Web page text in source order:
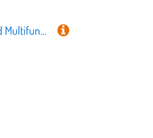
MEIBAOGE Silents Hamsterrad Multifunktionales Hamsterrad Quite Running Spinner Wheel mit Wasser und Futterlösung